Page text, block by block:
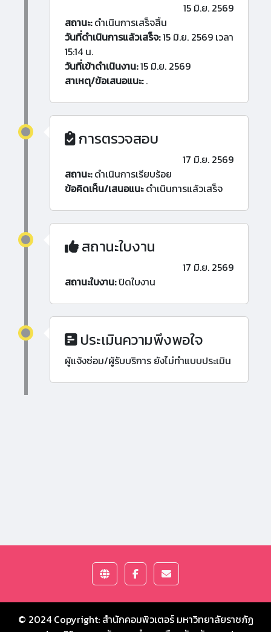
15 มิ.ย. 2569
สถานะ:ดำเนินการเสร็จสิ้น
วันที่ดำเนินการแล้วเสร็จ:15 มิ.ย. 2569 เวลา
15:14 น.
วันที่เข้าดำเนินงาน:15 มิ.ย. 2569
สาเหตุ/ข้อเสนอแนะ:.
การตรวจสอบ
17 มิ.ย. 2569
สถานะ:ดำเนินการเรียบร้อย
ข้อคิดเห็น/เสนอแนะดำเนินการแล้วเสร็จ
สถานะใบงาน
17 มิ.ย. 2569
สถานะใบงาน:ปิดใบงาน
ประเมินความพึงพอใจ
ผู้แจ้งซ่อม/ผู้รับบริการ ยังไม่ทำแบบประเมิน
© 2024 Copyright: สำนักคอมพิวเตอร์ มหาวิทยาลัยราชภัฏ